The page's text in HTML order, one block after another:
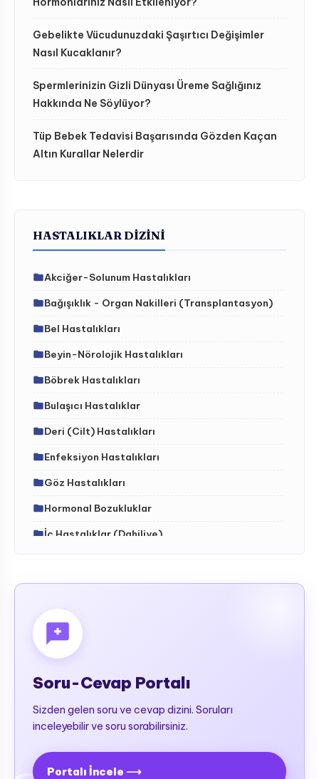
Gebelikte Vücudunuzdaki Şaşırtıcı Değişimler
Nasıl Kucaklanır?
Spermlerinizin Gizli Dünyası Üreme Sağlığınız
Hakkında Ne Söylüyor?
Tüp Bebek Tedavisi Başarısında Gözden Kaçan
Altın Kurallar Nelerdir
HASTALIKLAR DIZINI
Akciğer-Solunum Hastalıkları
Bağışıklık - Organ Nakilleri (Transplantasyon)
Bel Hastalıkları
Beyin-Nörolojik Hastalıkları
Böbrek Hastalıkları
Bulaşıcı Hastalıklar
Deri (Cilt) Hastalıkları
Enfeksiyon Hastalıkları
Göz Hastalıkları
Hormonal Bozukluklar
İç Hastalıklar (Dahiliye)
İskelet - Kas Sistemi ve Hastalıkları (ortopedi)
Kalıtsal (Genetik) Hastalıklar
Kalp-Damar Hastalıkları
Kan Hastalıkları (Hematoloji)
Karaciğer Hastalıkları
Kemik-Ortopedik Hastalıkları
Meme ve Hastalıkları
Soru-Cevap Portalı
Sizden gelen soru ve cevap dizini. Soruları
inceleyebilir ve soru sorabilirsiniz.
Portalı İncele ⟶